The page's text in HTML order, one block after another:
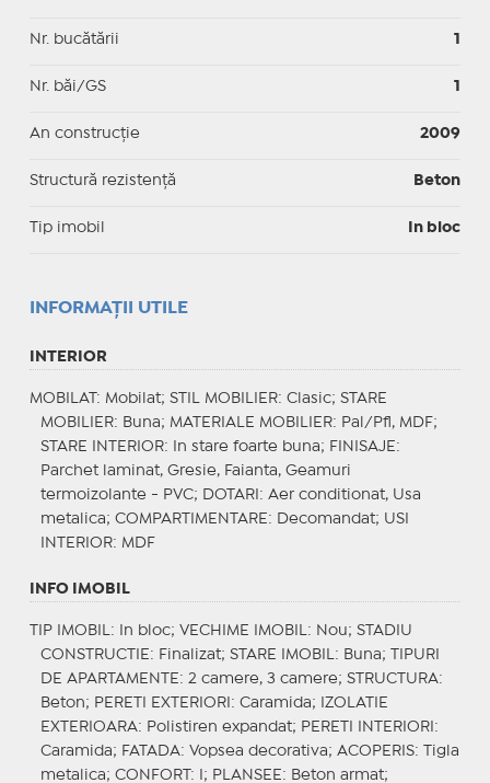
Nr. bucătării 1
Nr. băi/GS 1
An construcție 2009
Structură rezistență Beton
Tip imobil In bloc
INFORMAŢII UTILE
INTERIOR
MOBILAT : Mobilat; STIL MOBILIER: Clasic; STARE
MOBILIER: Buna; MATERIALE MOBILIER: Pal/Pfl, MDF;
STARE INTERIOR: In stare foarte buna; FINISAJE :
Parchet laminat, Gresie, Faianta, Geamuri
termoizolante - PVC;
DOTARI : Aer conditionat, Usa
metalica; COMPARTIMENTARE : Decomandat; USI
INTERIOR: MDF
INFO IMOBIL
TIP IMOBIL : In bloc; VECHIME IMOBIL : Nou; STADIU
CONSTRUCTIE : Finalizat; STARE IMOBIL : Buna;
TIPURI
DE APARTAMENTE : 2 camere, 3 camere; STRUCTURA:
Beton; PERETI EXTERIORI : Caramida;
IZOLATIE
EXTERIOARA: Polistiren expandat; PERETI INTERIORI :
Caramida; FATADA: Vopsea decorativa; ACOPERIS: Tigla
metalica; CONFORT : I; PLANSEE : Beton armat;